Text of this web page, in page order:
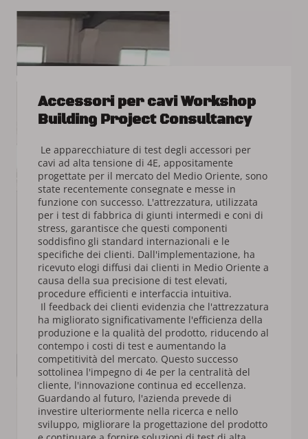
Accessori per cavi Workshop
Building Project Consultancy
cavi ad alta tensione di 4E, appositamente
progettate per il mercato del Medio Oriente, sono
state recentemente consegnate e messe in
funzione con successo. L'attrezzatura, utilizzata
per i test di fabbrica di giunti intermedi e coni di
stress, garantisce che questi componenti
soddisfino gli standard internazionali e le
specifiche dei clienti. Dall'implementazione, ha
ricevuto elogi diffusi dai clienti in Medio Oriente a
causa della sua precisione di test elevati,
procedure efficienti e interfaccia intuitiva.
ha migliorato significativamente l'efficienza della
produzione e la qualità del prodotto, riducendo al
contempo i costi di test e aumentando la
competitività del mercato. Questo successo
sottolinea l'impegno di 4e per la centralità del
cliente, l'innovazione continua ed eccellenza.
Guardando al futuro, l'azienda prevede di
investire ulteriormente nella ricerca e nello
sviluppo, migliorare la progettazione del prodotto